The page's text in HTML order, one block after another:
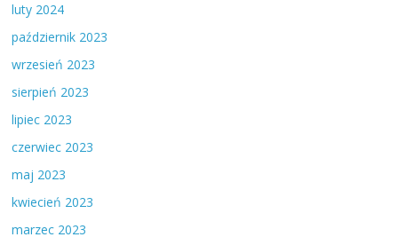
luty 2024
październik 2023
wrzesień 2023
sierpień 2023
lipiec 2023
czerwiec 2023
maj 2023
kwiecień 2023
marzec 2023